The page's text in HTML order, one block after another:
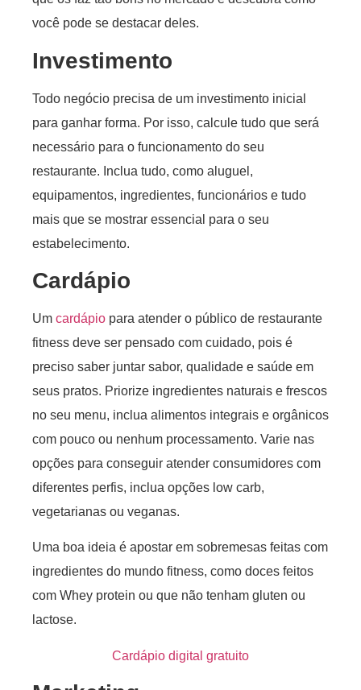
você pode se destacar deles.
Investimento
Todo negócio precisa de um investimento inicial
para ganhar forma. Por isso, calcule tudo que será
necessário para o funcionamento do seu
restaurante. Inclua tudo, como aluguel,
equipamentos, ingredientes, funcionários e tudo
mais que se mostrar essencial para o seu
estabelecimento.
Cardápio
Um cardápio para atender o público de restaurante
fitness deve ser pensado com cuidado, pois é
preciso saber juntar sabor, qualidade e saúde em
seus pratos. Priorize ingredientes naturais e frescos
no seu menu, inclua alimentos integrais e orgânicos
com pouco ou nenhum processamento. Varie nas
opções para conseguir atender consumidores com
diferentes perfis, inclua opções low carb,
vegetarianas ou veganas.
Uma boa ideia é apostar em sobremesas feitas com
ingredientes do mundo fitness, como doces feitos
com Whey protein ou que não tenham gluten ou
lactose.
Cardápio digital gratuito